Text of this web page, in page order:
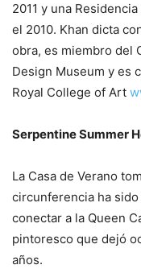
2011 y una
el 2010. Khan dicta
obra, es miembro del
Design Museum y es
Royal College of Art
Serpentine Summer
La Casa de Verano
circunferencia ha
conectar a la Queen
pintoresco que dejó
años.